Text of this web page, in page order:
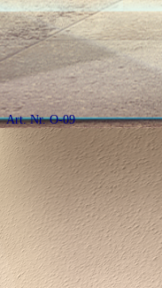
Art. Nr. O-09